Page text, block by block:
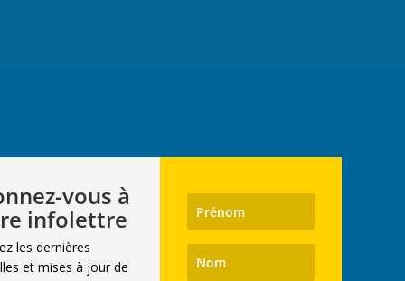
vous à
infolettre
les dernières
et mises à jour de